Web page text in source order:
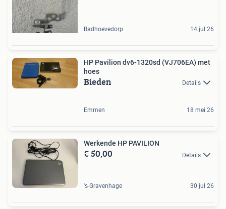
Badhoevedorp 14 jul 26
HP Pavilion dv6-1320sd (VJ706EA) met
hoes
Bieden Details
Emmen 18 mei 26
Werkende HP PAVILION
€ 50,00 Details
's-Gravenhage 30 jul 26